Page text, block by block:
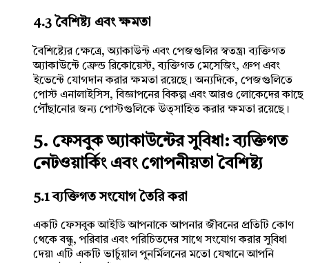
4.3 বৈশিষ্ট্য এবং ক্ষমতা
বৈশিষ্ট্যের ক্ষেত্রে, অ্যাকাউন্ট এবং পেজগুলির স্বতন্ত্র৷ ব্যক্তিগত
অ্যাকাউন্টে ফ্রেন্ড রিকোয়েস্ট, ব্যক্তিগত মেসেজিং, গ্রুপ এবং
ইভেন্টে যোগদান করার ক্ষমতা রয়েছে। অন্যদিকে, পেজগুলিতে
পোস্ট এনালাইসিস, বিজ্ঞাপনের বিকল্প এবং আরও লোকেদের কাছে
পৌঁছানোর জন্য পোস্টগুলিকে উত্সাহিত করার ক্ষমতা রয়েছে।
5. ফেসবুক অ্যাকাউন্টের সুবিধা: ব্যক্তিগত
নেটওয়ার্কিং এবং গোপনীয়তা বৈশিষ্ট্য
5.1 ব্যক্তিগত সংযোগ তৈরি করা
একটি ফেসবুক আইডি আপনাকে আপনার জীবনের প্রতিটি কোণ
থেকে বন্ধু, পরিবার এবং পরিচিতদের সাথে সংযোগ করার সুবিধা
দেয়৷ এটি একটি ভার্চুয়াল পুনর্মিলনের মতো যেখানে আপনি